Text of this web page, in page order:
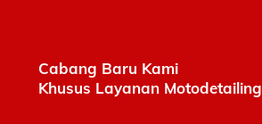
Cabang Baru Kami
Khusus Layanan Motodetailing